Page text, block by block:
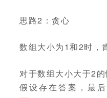
思路2：贪心
数组大小为1和2时，
对于数组大小大于2的
假设存在答案，最